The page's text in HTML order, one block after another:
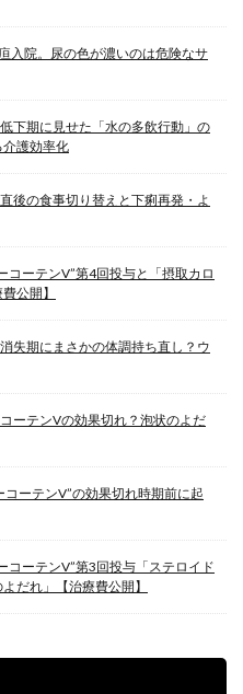
入院。尿の色が濃いのは危険なサ
下期に見せた「水の多飲行動」の
護効率化
後の食事切り替えと下痢再発・よ
コーテンV”第4回投与と「摂取カロ
公開】
失期にまさかの体調持ち直し？ウ
ーテンVの効果切れ？泡状のよだ
コーテンV”の効果切れ時期前に起
コーテンV”第3回投与「ステロイド
だれ」【治療費公開】